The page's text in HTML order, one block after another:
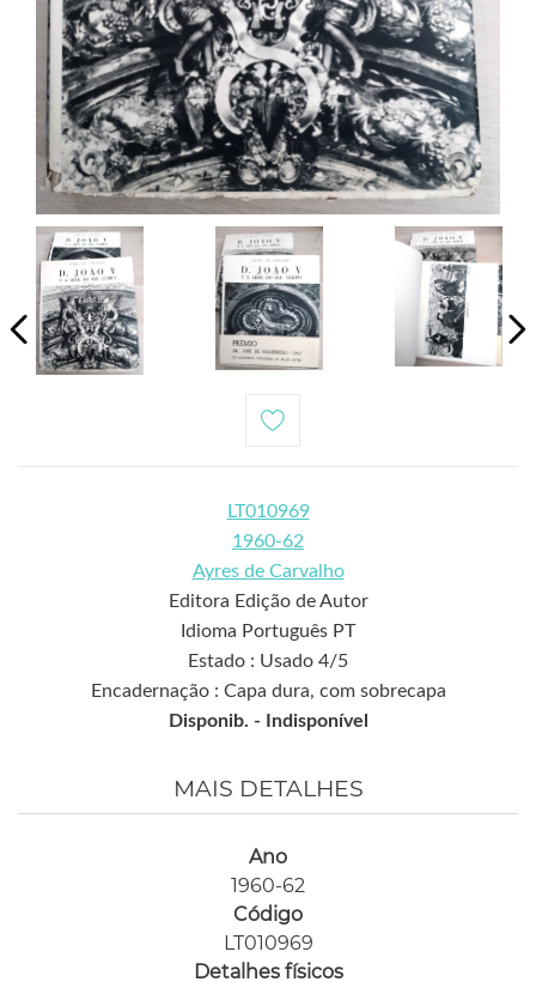
LT010969
1960-62
Ayres de Carvalho
Editora Edição de Autor
Idioma Português PT
Estado : Usado 4/5
Encadernação : Capa dura, com sobrecapa
Disponib. -
Indisponível
MAIS DETALHES
Ano
1960-62
Código
LT010969
Detalhes físicos